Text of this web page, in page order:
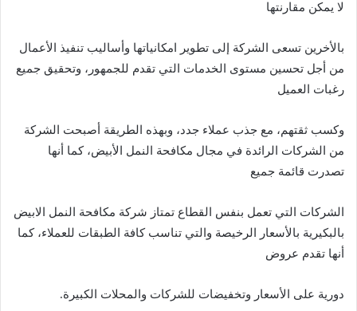
لا يمكن مقارنتها
بالأخرين تسعى الشركة إلى تطوير امكانياتها وأساليب تنفيذ الأعمال
من أجل تحسين مستوى الخدمات التي تقدم للجمهور، وتحقيق جميع
رغبات العميل
وكسب ثقتهم، مع جذب عملاء جدد، وبهذه الطريقة أصبحت الشركة
من الشركات الرائدة في مجال مكافحة النمل الأبيض، كما أنها
تصدرت قائمة جميع
الشركات التي تعمل بنفس القطاع تمتاز شركة مكافحة النمل الابيض
بالبكيرية بالأسعار الرخيصة والتي تناسب كافة الطبقات للعملاء، كما
أنها تقدم عروض
دورية على الأسعار وتخفيضات للشركات والمحلات الكبيرة.